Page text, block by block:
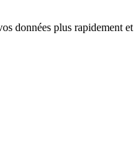
données plus rapidement